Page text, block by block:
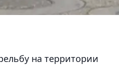
на территории